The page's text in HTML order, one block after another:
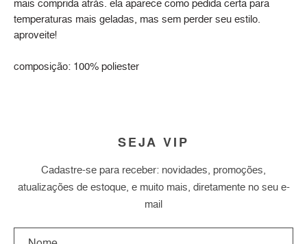
mais comprida atrás. ela aparece como pedida certa para
temperaturas mais geladas, mas sem perder seu estilo.
aproveite!
composição: 100% poliester
SEJA VIP
Cadastre-se para receber: novidades, promoções,
atualizações de estoque, e muito mais, diretamente no seu e-
mail